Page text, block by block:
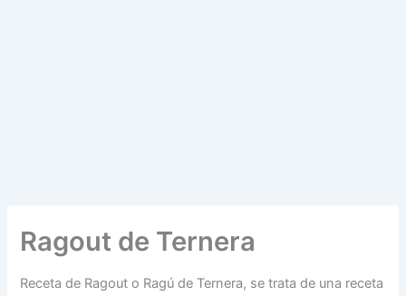
Ragout de Ternera
Receta de Ragout o Ragú de Ternera, se trata de una receta